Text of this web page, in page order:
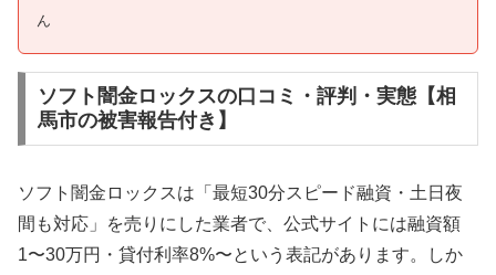
ん
ソフト闇金ロックスの口コミ・評判・実態【相
馬市の被害報告付き】
ソフト闇金ロックスは「最短30分スピード融資・土日夜
間も対応」を売りにした業者で、公式サイトには融資額
1〜30万円・貸付利率8%〜という表記があります。しか